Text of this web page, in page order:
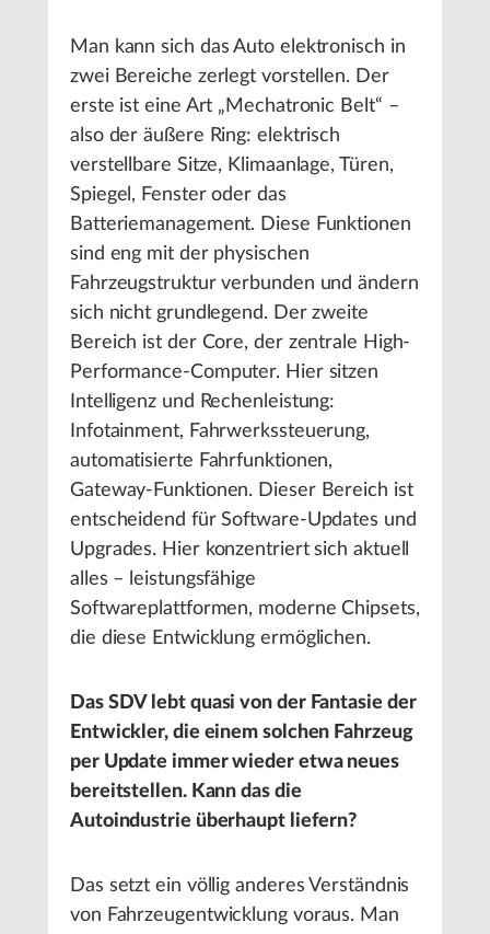
Man kann sich das Auto elektronisch in
zwei Bereiche zerlegt vorstellen. Der
erste ist eine Art „Mechatronic Belt“ –
also der äußere Ring: elektrisch
verstellbare Sitze, Klimaanlage, Türen,
Spiegel, Fenster oder das
Batteriemanagement. Diese Funktionen
sind eng mit der physischen
Fahrzeugstruktur verbunden und ändern
sich nicht grundlegend. Der zweite
Bereich ist der Core, der zentrale High-
Performance-Computer. Hier sitzen
Intelligenz und Rechenleistung:
Infotainment, Fahrwerkssteuerung,
automatisierte Fahrfunktionen,
Gateway-Funktionen. Dieser Bereich ist
entscheidend für Software-Updates und
Upgrades. Hier konzentriert sich aktuell
alles – leistungsfähige
Softwareplattformen, moderne Chipsets,
die diese Entwicklung ermöglichen.
Das SDV lebt quasi von der Fantasie der
Entwickler, die einem solchen Fahrzeug
per Update immer wieder etwa neues
bereitstellen. Kann das die
Autoindustrie überhaupt liefern?
Das setzt ein völlig anderes Verständnis
von Fahrzeugentwicklung voraus. Man